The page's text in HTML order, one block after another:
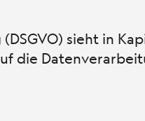
sieht in
die